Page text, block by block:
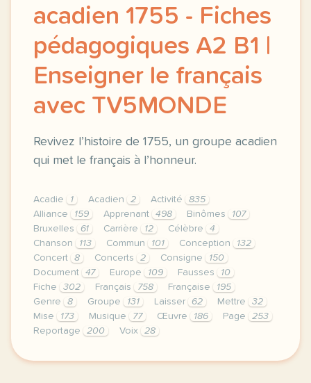
acadien 1755 - Fiches
pédagogiques A2 B1 |
Enseigner le français
avec TV5MONDE
Revivez l’histoire de 1755, un groupe acadien
qui met le français à l’honneur.
Acadie 1 Acadien 2 Activité
835
Alliance
159 Apprenant 498 Binômes
107
Bruxelles
61 Carrière 12 Célèbre
4
Chanson
113 Commun 101 Conception
132
Concert
8 Concerts 2 Consigne
150
Document
47 Europe 109 Fausses
10
Fiche
302 Français 758 Française
195
Genre
8 Groupe 131 Laisser 62 Mettre
32
Mise
173 Musique 77 Œuvre 186 Page
253
Reportage
200 Voix 28
continuer sans accepter le respect de votre vie